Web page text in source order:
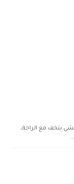
بتخف مع الراحة،